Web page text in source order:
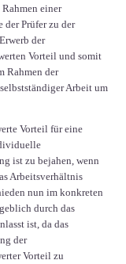
einer
Prüfer zu der
der
Vorteil und somit
Rahmen der
Arbeit um
Vorteil für eine
ist zu bejahen, wenn
Arbeitsverhältnis
nun im konkreten
durch das
ist, da das
der
Vorteil zu